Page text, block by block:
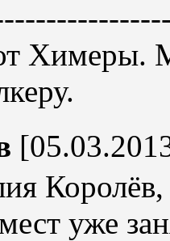
Химеры.
Королёв,
уже